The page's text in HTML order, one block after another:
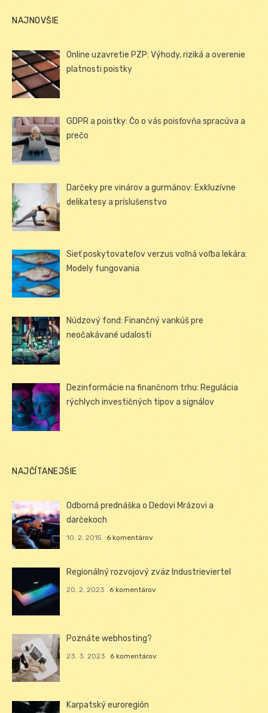
NAJNOVŠIE
Online uzavretie PZP: Výhody, riziká a overenie
platnosti poistky
GDPR a poistky: Čo o vás poisťovňa spracúva a
prečo
Darčeky pre vinárov a gurmánov: Exkluzívne
delikatesy a príslušenstvo
Sieť poskytovateľov verzus voľná voľba lekára:
Modely fungovania
Núdzový fond: Finančný vankúš pre
neočakávané udalosti
Dezinformácie na finančnom trhu: Regulácia
rýchlych investičných tipov a signálov
NAJČÍTANEJŠIE
Odborná prednáška o Dedovi Mrázovi a
darčekoch
10. 2. 2015 6 komentárov
Regionálný rozvojový zväz Industrieviertel
20. 2. 2023 6 komentárov
Poznáte webhosting?
23. 3. 2023 6 komentárov
Karpatský euroregión